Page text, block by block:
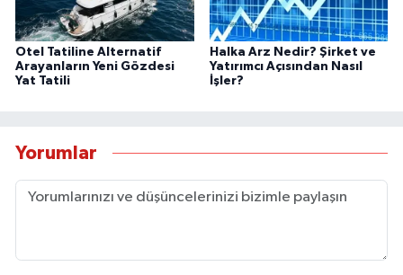
Otel Tatiline Alternatif
Arayanların Yeni Gözdesi
Yat Tatili
Halka Arz Nedir? Şirket ve
Yatırımcı Açısından Nasıl
İşler?
Yorumlar